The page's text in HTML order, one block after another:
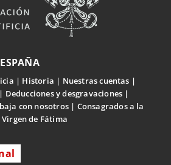
Historia
Nuestras cuentas
Deducciones y desgravaciones
con nosotros
Consagrados a la
Virgen de Fátima